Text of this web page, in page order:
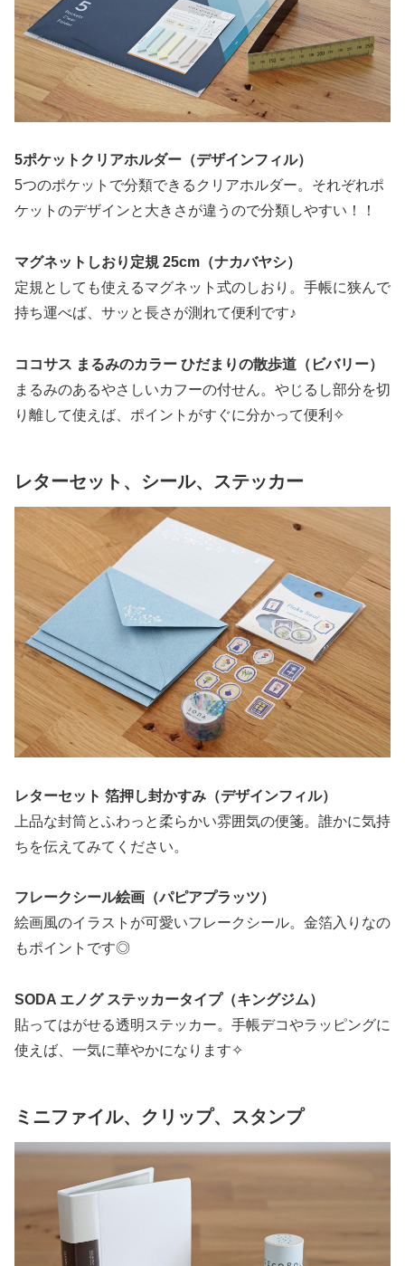
5ポケットクリアホルダー（デザインフィル）
5つのポケットで分類できるクリアホルダー。それぞれポ
ケットのデザインと大きさが違うので分類しやすい！！
マグネットしおり定規 25cm（ナカバヤシ）
定規としても使えるマグネット式のしおり。手帳に狭んで
持ち運べば、サッと長さが測れて便利です♪
ココサス まるみのカラー ひだまりの散歩道（ビバリー）
まるみのあるやさしいカフーの付せん。やじるし部分を切
り離して使えば、ポイントがすぐに分かって便利✧
レターセット、シール、ステッカー
レターセット 箔押し封かすみ（デザインフィル）
上品な封筒とふわっと柔らかい雰囲気の便箋。誰かに気持
ちを伝えてみてください。
フレークシール絵画（パピアプラッツ）
絵画風のイラストが可愛いフレークシール。金箔入りなの
もポイントです◎
SODA エノグ ステッカータイプ（キングジム）
貼ってはがせる透明ステッカー。手帳デコやラッピングに
使えば、一気に華やかになります✧
ミニファイル、クリップ、スタンプ